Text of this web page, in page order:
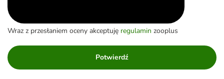
Wraz z przesłaniem oceny akceptuję regulamin zooplus
Potwierdź